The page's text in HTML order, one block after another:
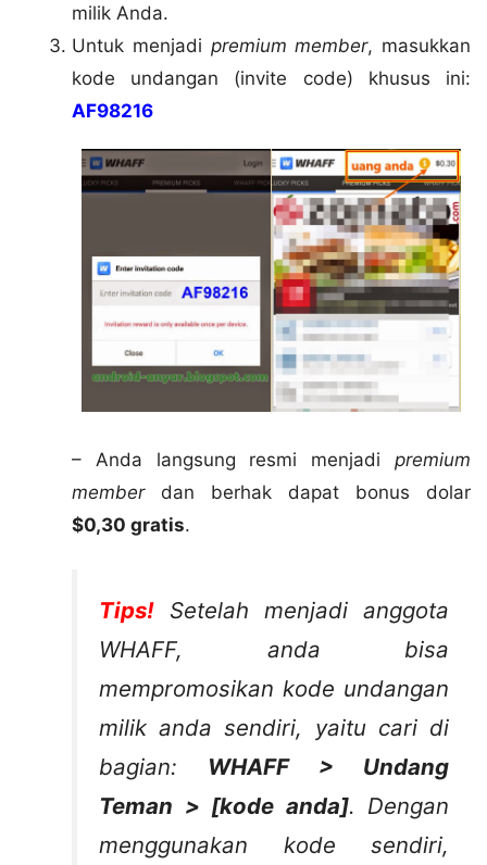
milik Anda.
Untuk menjadi premium member, masukkan
kode undangan (invite code) khusus ini:
AF98216
– Anda langsung resmi menjadi premium
memberdan berhak dapat bonus dolar
$0,30 gratis.
Tips! Setelah menjadi anggota
WHAFF, anda bisa
mempromosikan kode undangan
milik anda sendiri, yaitu cari di
bagian: WHAFF > Undang
Teman > [kode anda]. Dengan
menggunakan kode sendiri,